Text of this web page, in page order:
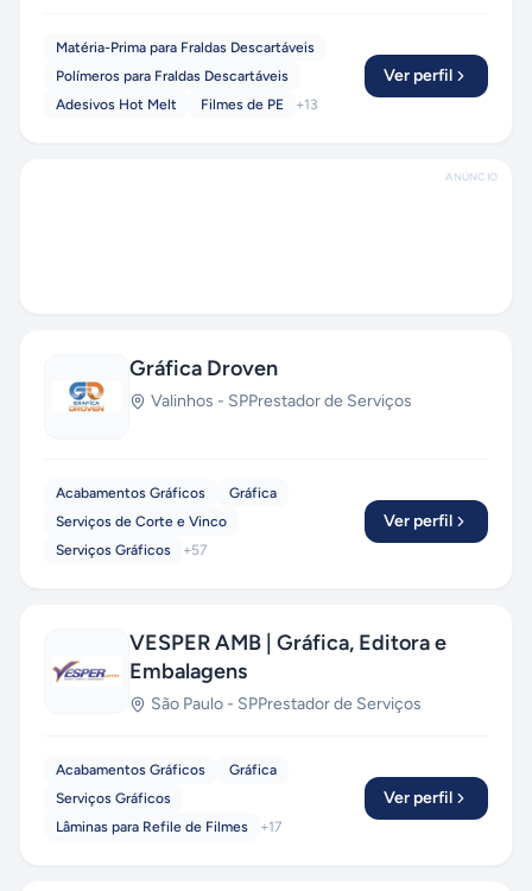
Matéria-Prima para Fraldas Descartáveis
Polímeros para Fraldas Descartáveis
Adesivos Hot Melt
Filmes de PE +13
Ver perfil
ANÚNCIO
Gráfica Droven
Valinhos - SPPrestador de Serviços
Acabamentos Gráficos
Gráfica
Serviços de Corte e Vinco
Serviços Gráficos
+57
Ver perfil
VESPER AMB | Gráfica, Editora e
Embalagens
São Paulo - SPPrestador de Serviços
Acabamentos Gráficos
Gráfica
Serviços Gráficos
Lâminas para Refile de Filmes
+17
Ver perfil